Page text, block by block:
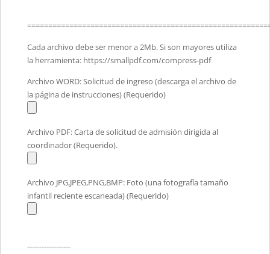
Cada archivo debe ser menor a 2Mb. Si son mayores utiliza
la herramienta: https://smallpdf.com/compress-pdf
Archivo WORD: Solicitud de ingreso (descarga el archivo de
la página de instrucciones) (Requerido)
Archivo PDF: Carta de solicitud de admisión dirigida al
coordinador (Requerido).
Archivo JPG,JPEG,PNG,BMP: Foto (una fotografía tamaño
infantil reciente escaneada) (Requerido)
------------------